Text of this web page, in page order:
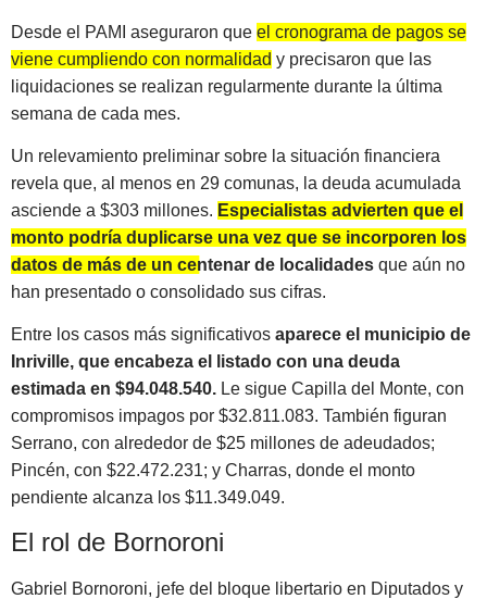
Desde el PAMI aseguraron que el cronograma de pagos se
viene cumpliendo con normalidad y precisaron que las
liquidaciones se realizan regularmente durante la última
semana de cada mes.
Un relevamiento preliminar sobre la situación financiera
revela que, al menos en 29 comunas, la deuda acumulada
asciende a $303 millones. Especialistas advierten que el
monto podría duplicarse una vez que se incorporen los
datos de más de un centenar de localidades que aún no
han presentado o consolidado sus cifras.
Entre los casos más significativos aparece el municipio de
Inriville, que encabeza el listado con una deuda
estimada en $94.048.540. Le sigue Capilla del Monte, con
compromisos impagos por $32.811.083. También figuran
Serrano, con alrededor de $25 millones de adeudados;
Pincén, con $22.472.231; y Charras, donde el monto
pendiente alcanza los $11.349.049.
El rol de Bornoroni
Gabriel Bornoroni, jefe del bloque libertario en Diputados y